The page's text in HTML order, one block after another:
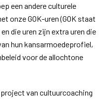
een andere culturele
onze GOK-uren (GOK staat
die uren zijn extra uren die
hun kansarmoedeprofiel,
voor de allochtone
van cultuurcoaching